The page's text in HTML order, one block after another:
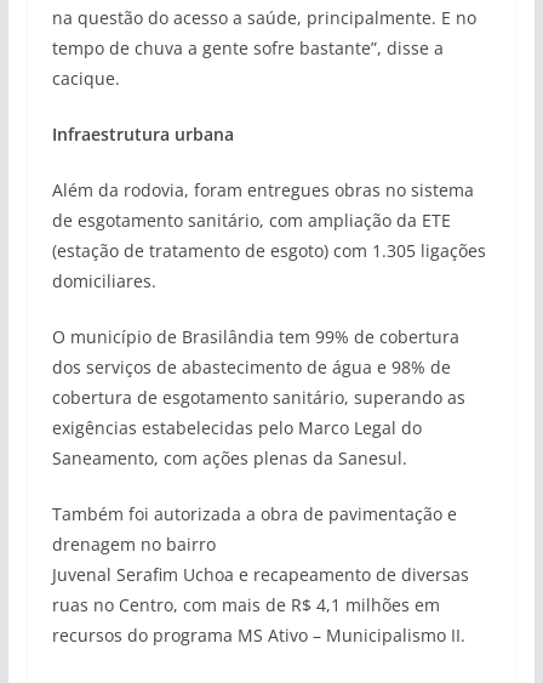
na questão do acesso a saúde, principalmente. E no
tempo de chuva a gente sofre bastante”, disse a
cacique.
Infraestrutura urbana
Além da rodovia, foram entregues obras no sistema
de esgotamento sanitário, com ampliação da ETE
(estação de tratamento de esgoto) com 1.305 ligações
domiciliares.
O município de Brasilândia tem 99% de cobertura
dos serviços de abastecimento de água e 98% de
cobertura de esgotamento sanitário, superando as
exigências estabelecidas pelo Marco Legal do
Saneamento, com ações plenas da Sanesul.
Também foi autorizada a obra de pavimentação e
drenagem no bairro
Juvenal Serafim Uchoa e recapeamento de diversas
ruas no Centro, com mais de R$ 4,1 milhões em
recursos do programa MS Ativo – Municipalismo II.